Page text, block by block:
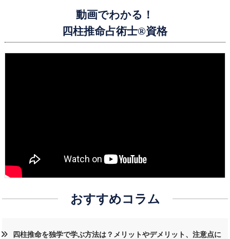
動画でわかる！
四柱推命占術士®資格
おすすめコラム
四柱推命を独学で学ぶ方法は？メリットやデメリット、注意点に